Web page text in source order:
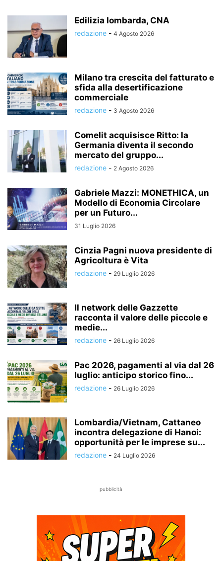
Edilizia lombarda, CNA
redazione - 4 Agosto 2026
Milano tra crescita del fatturato e
sfida alla desertificazione
commerciale
redazione - 3 Agosto 2026
Comelit acquisisce Ritto: la
Germania diventa il secondo
mercato del gruppo...
redazione - 2 Agosto 2026
Gabriele Mazzi: MONETHICA, un
Modello di Economia Circolare
per un Futuro...
31 Luglio 2026
Cinzia Pagni nuova presidente di
Agricoltura è Vita
redazione - 29 Luglio 2026
Il network delle Gazzette
racconta il valore delle piccole e
medie...
redazione - 26 Luglio 2026
Pac 2026, pagamenti al via dal 26
luglio: anticipo storico fino...
redazione - 26 Luglio 2026
Lombardia/Vietnam, Cattaneo
incontra delegazione di Hanoi:
opportunità per le imprese su...
redazione - 24 Luglio 2026
pubblicità